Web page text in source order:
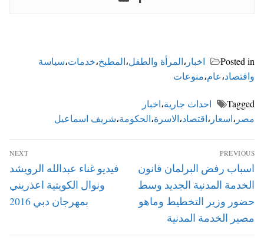
Posted in اخبار ،المرأة والطفل،المطبخ،خدمات،سياسة
واقتصاد،عام،منوعات
Tagged احداث جارية،اخبار
مصر ،اسعار ،اقتصاد،الاسرة،الحكومة،شريف اسماعيل
تصفّح
المقالات
PREVIOUS
Previous
post:
اسباب رفض البرلمان قانون
الخدمة المدنية الجديد وسط
حضور وزير التخطيط وماهو
مصير الخدمة المدنية
NEXT
Next
فيديو غناء عبدالله الرويشد
ونوال الكويتية اعذريني
بمهرجان دبي 2016